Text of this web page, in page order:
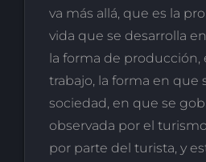
va más allá, que es la
vida que se desarrolla
la forma de producción,
trabajo, la forma en que
sociedad, en que se
observada por el
por parte del turista, y